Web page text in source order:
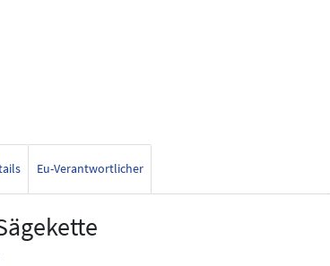
Eu-Verantwortlicher